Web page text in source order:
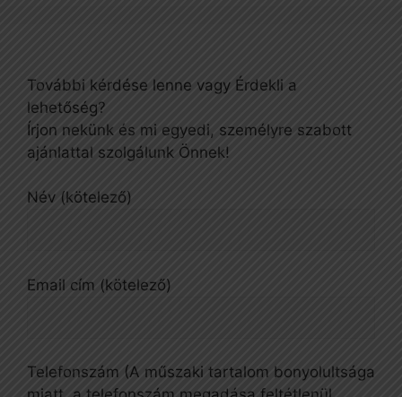
További kérdése lenne vagy Érdekli a
lehetőség?
Írjon nekünk és mi egyedi, személyre szabott
ajánlattal szolgálunk Önnek!
Név (kötelező)
Email cím (kötelező)
Telefonszám (A műszaki tartalom bonyolultsága